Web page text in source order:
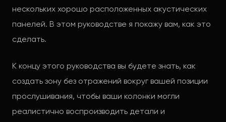
нескольких хорошо расположенных акустических
панелей. В этом руководстве я покажу вам, как это
сделать.
К концу этого руководства вы будете знать, как
создать зону без отражений вокруг вашей позиции
прослушивания, чтобы ваши колонки могли
реалистично воспроизводить детали и